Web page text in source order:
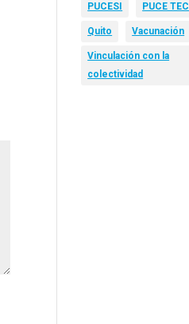
PUCESI PUCE TEC
Quito Vacunación
Vinculación con la
colectividad